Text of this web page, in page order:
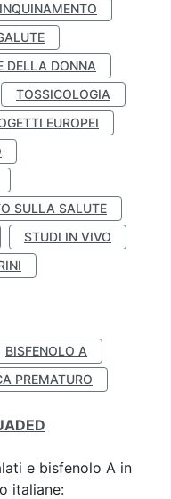
INQUINAMENTO
DELLA DONNA
TOSSICOLOGIA
EUROPEI
SULLA SALUTE
STUDI IN VIVO
BISFENOLO A
PREMATURO
e bisfenolo A in
italiane: